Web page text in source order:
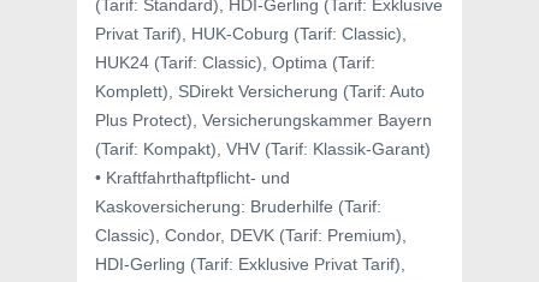
(Tarif: Standard), HDI-Gerling (Tarif: Exklusive
Privat Tarif), HUK-Coburg (Tarif: Classic),
HUK24 (Tarif: Classic), Optima (Tarif:
Komplett), SDirekt Versicherung (Tarif: Auto
Plus Protect), Versicherungskammer Bayern
(Tarif: Kompakt), VHV (Tarif: Klassik-Garant)
• Kraftfahrthaftpflicht- und
Kaskoversicherung: Bruderhilfe (Tarif:
Classic), Condor, DEVK (Tarif: Premium),
HDI-Gerling (Tarif: Exklusive Privat Tarif),